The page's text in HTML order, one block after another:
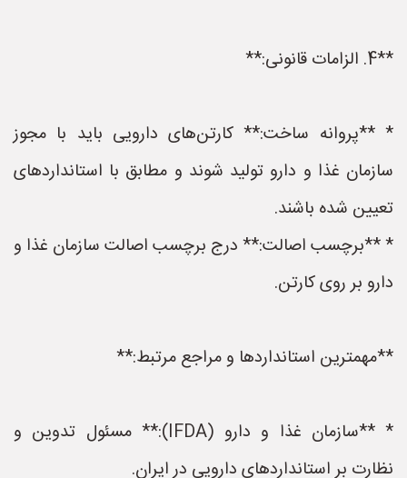
**4. الزامات قانونی:**
* **پروانه ساخت:** کارتن‌های دارویی باید با مجوز
سازمان غذا و دارو تولید شوند و مطابق با استانداردهای
تعیین شده باشند.
* **برچسب اصالت:** درج برچسب اصالت سازمان غذا و
دارو بر روی کارتن.
**مهمترین استانداردها و مراجع مرتبط:**
* **سازمان غذا و دارو (IFDA):** مسئول تدوین و
نظارت بر استانداردهای دارویی در ایران.